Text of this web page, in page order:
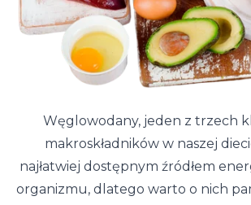
Węglowodany, jeden z trzech
makroskładników w naszej
najłatwiej dostępnym źródłem
organizmu, dlatego warto o nich